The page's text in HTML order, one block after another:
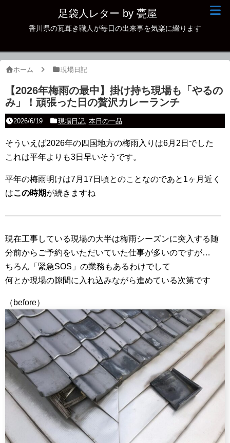
足袋人レター by 甍屋
香川県の瓦葺き職人が毎日の出来事を気楽に綴ります
ホーム 現場日記
【2026年梅雨の最中】掛け持ち現場も「やるの
み」！頑張った日の贅沢カレーランチ
2026/6/19 現場日記, 本日の一品
そういえば2026年の四国地方の梅雨入りは6月2日でした
これは平年よりも3日早いそうです。
平年の梅雨明けは7月17日頃とのことなのであと1ヶ月近く
はこの時期が続きますね
現在工事している現場の大半は梅雨シーズンに突入する随
分前からご予約をいただいていた仕事が多いのですが…
ちろん「緊急SOS」の業務もあるわけでして
何とか現場の隙間に入れ込みながら進めている次第です
（before）
現場日記
古瓦
足袋人の仲間
本日の一品